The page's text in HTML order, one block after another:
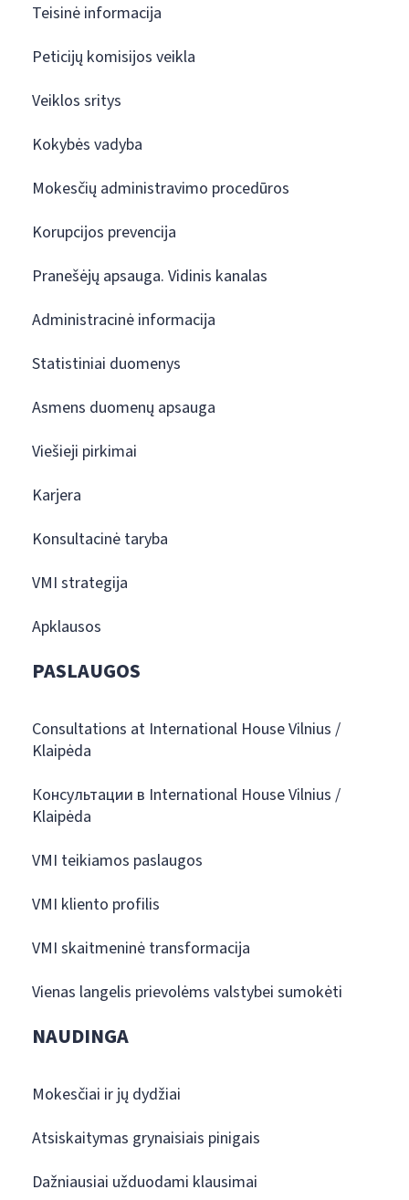
Teisinė informacija
Peticijų komisijos veikla
Veiklos sritys
Kokybės vadyba
Mokesčių administravimo procedūros
Korupcijos prevencija
Pranešėjų apsauga. Vidinis kanalas
Administracinė informacija
Statistiniai duomenys
Asmens duomenų apsauga
Viešieji pirkimai
Karjera
Konsultacinė taryba
VMI strategija
Apklausos
PASLAUGOS
Consultations at International House Vilnius /
Klaipėda
Консультации в International House Vilnius /
Klaipėda
VMI teikiamos paslaugos
VMI kliento profilis
VMI skaitmeninė transformacija
Vienas langelis prievolėms valstybei sumokėti
NAUDINGA
Mokesčiai ir jų dydžiai
Atsiskaitymas grynaisiais pinigais
Dažniausiai užduodami klausimai